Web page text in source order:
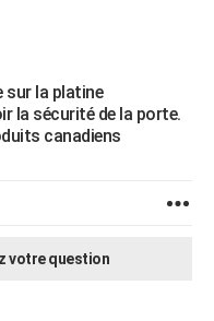
sur la platine
la sécurité de la porte.
canadiens
votre question